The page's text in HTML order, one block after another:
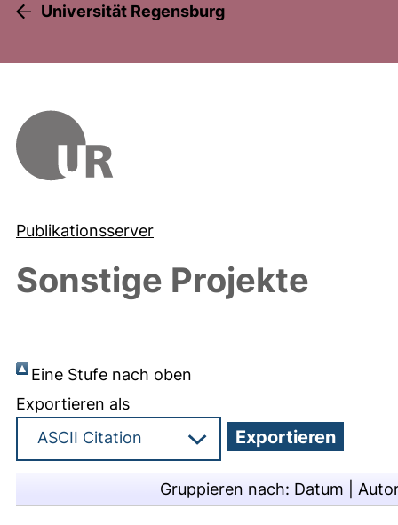
Universität Regensburg
Publikationsserver
Sonstige Projekte
Eine Stufe nach oben
Exportieren als
Gruppieren nach: Datum